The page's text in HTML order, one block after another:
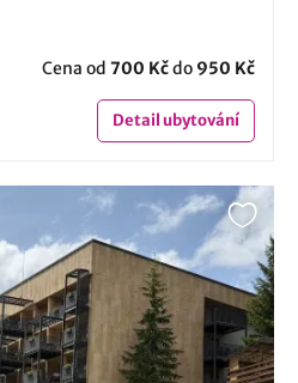
Cena od 700 Kčdo 950 Kč
Detailubytování